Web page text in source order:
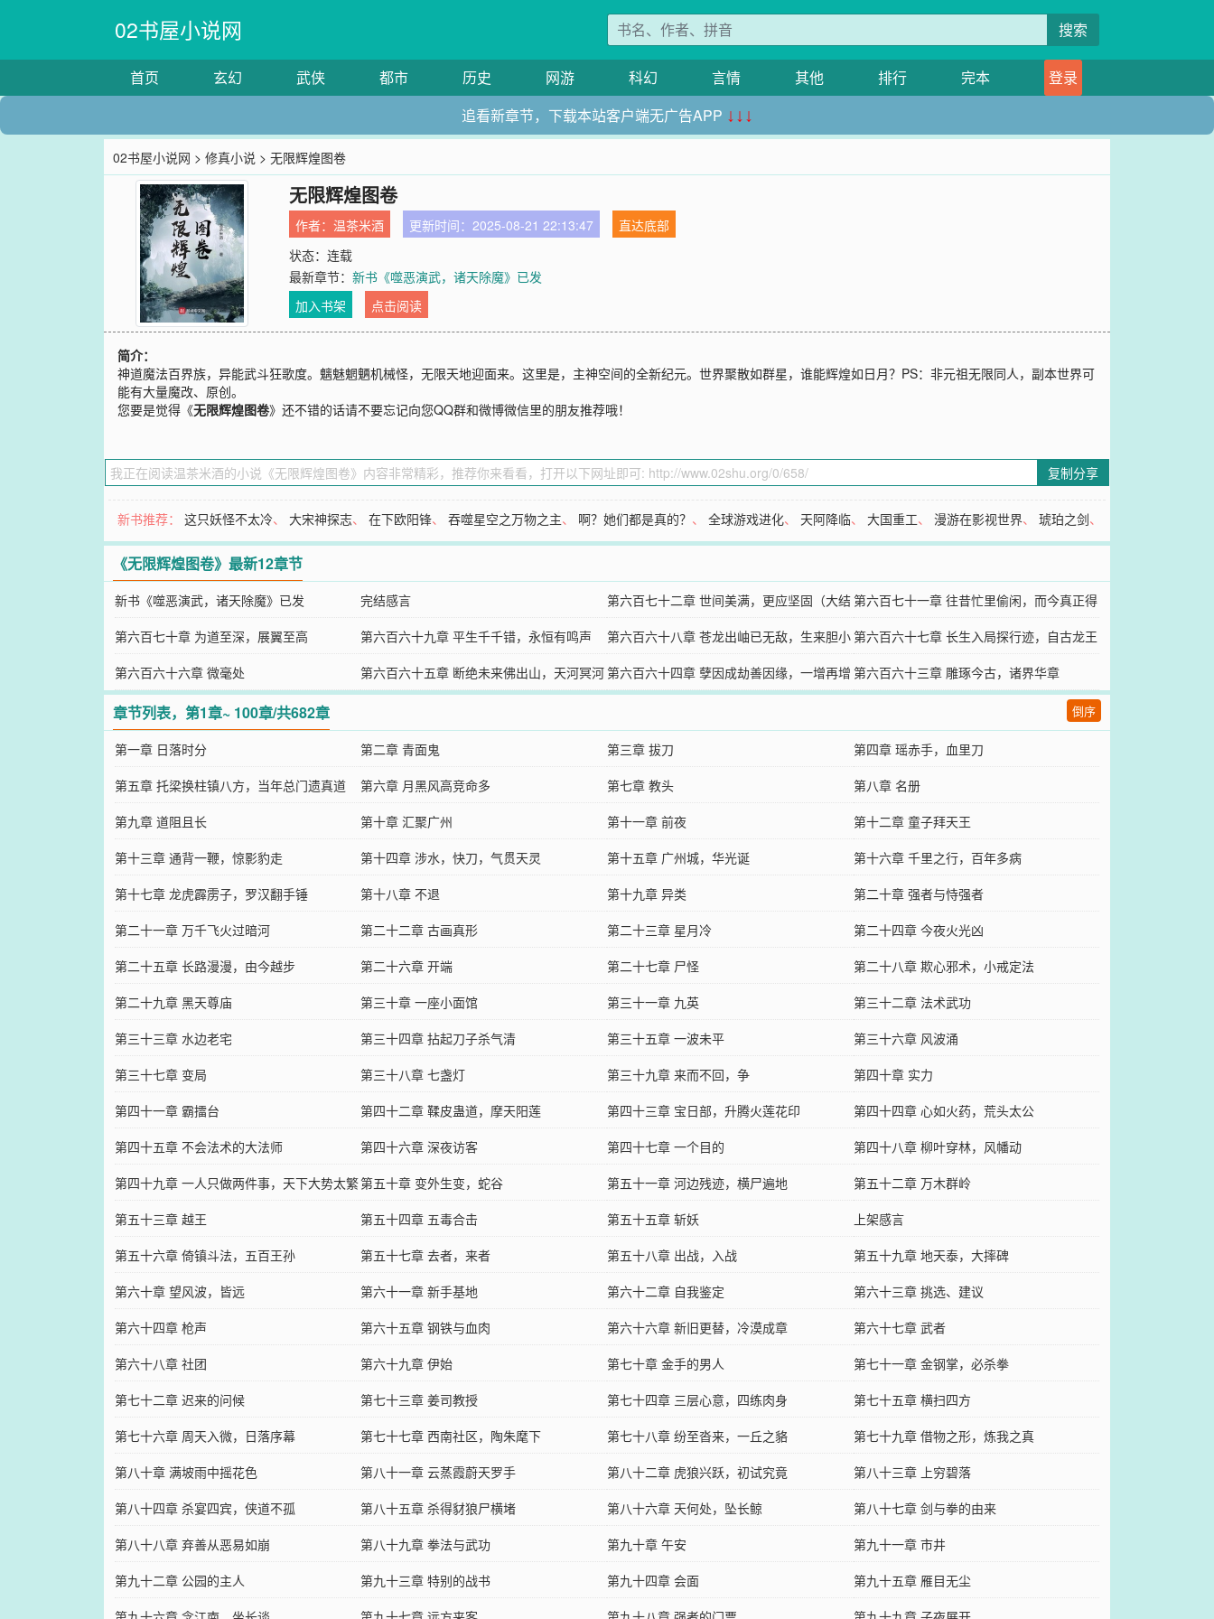
02书屋小说网 搜索
首页 玄幻 武侠 都市 历史 网游 科幻 言情 其他 排行 完本
登录
追看新章节，下载本站客户端无广告APP ↓↓↓
02书屋小说网 >修真小说 > 无限辉煌图卷
无限辉煌图卷
作者：温茶米酒 更新时间：2025-08-21 22:13:47
直达底部
状态：连载
最新章节：新书《噬恶演武，诸天除魔》已发
加入书架
点击阅读
简介：
神道魔法百界族，异能武斗狂歌度。魑魅魍魉机械怪，无限天地迎面来。这里是，主神空间的全新纪元。世界聚散如群星，谁能辉煌如日月？PS：非元祖无限同人，副本世界可
能有大量魔改、原创。
您要是觉得《无限辉煌图卷》还不错的话请不要忘记向您QQ群和微博微信里的朋友推荐哦！
复制分享
新书推荐：这只妖怪不太冷、大宋神探志、在下欧阳锋、吞噬星空之万物之主、 啊？她们都是真的？ 、全球游戏进化、 天阿降临、大国重工、漫游在影视世界、琥珀之剑、
《无限辉煌图卷》最新12章节
新书《噬恶演武，诸天除魔》已发 完结感言
第六百七十二章 世间美满，更应坚固（大结
局）
第六百七十一章 往昔忙里偷闲，而今真正得
闲
第六百七十章 为道至深，展翼至高 第六百六十九章 平生千千错，永恒有鸣声
第六百六十八章 苍龙出岫已无敌，生来胆小
怕悔意
第六百六十七章 长生入局探行迹，自古龙王
不死身
第六百六十六章 微毫处
第六百六十五章 断绝未来佛出山，天河冥河第六百六十四章 孽因成劫善因缘，一增再增 第六百六十三章 雕琢今古，诸界华章
章节列表，第1章~ 100章/共682章 倒序
第一章 日落时分 第二章 青面鬼 第三章 拔刀
第四章 瑶赤手，血里刀
第五章 托梁换柱镇八方，当年总门遗真道
第六章 月黑风高竞命多 第七章 教头
第八章 名册
第九章 道阻且长
第十章 汇聚广州 第十一章 前夜
第十二章 童子拜天王
第十三章 通背一鞭，惊影豹走
第十四章 涉水，快刀，气贯天灵 第十五章 广州城，华光诞
第十六章 千里之行，百年多病
第十七章 龙虎霹雳子，罗汉翻手锤
第十八章 不退 第十九章 异类
第二十章 强者与恃强者
第二十一章 万千飞火过暗河
第二十二章 古画真形 第二十三章 星月冷
第二十四章 今夜火光凶
第二十五章 长路漫漫，由今越步
第二十六章 开端 第二十七章 尸怪
第二十八章 欺心邪术，小戒定法
第二十九章 黑天尊庙
第三十章 一座小面馆 第三十一章 九英
第三十二章 法术武功
第三十三章 水边老宅
第三十四章 拈起刀子杀气清 第三十五章 一波未平
第三十六章 风波涌
第三十七章 变局
第三十八章 七盏灯 第三十九章 来而不回，争
第四十章 实力
第四十一章 霸擂台
第四十二章 鞣皮蛊道，摩天阳莲 第四十三章 宝日部，升腾火莲花印
第四十四章 心如火药，荒头太公
第四十五章 不会法术的大法师
第四十六章 深夜访客 第四十七章 一个目的
第四十八章 柳叶穿林，风幡动
第四十九章 一人只做两件事，天下大势太繁
杂
第五十章 变外生变，蛇谷 第五十一章 河边残迹，横尸遍地
第五十二章 万木群岭
第五十三章 越王
第五十四章 五毒合击 第五十五章 斩妖
上架感言
第五十六章 倚镇斗法，五百王孙
第五十七章 去者，来者 第五十八章 出战，入战
第五十九章 地天泰，大摔碑
第六十章 望风波，皆远
第六十一章 新手基地 第六十二章 自我鉴定
第六十三章 挑选、建议
第六十四章 枪声
第六十五章 钢铁与血肉 第六十六章 新旧更替，冷漠成章
第六十七章 武者
第六十八章 社团
第六十九章 伊始 第七十章 金手的男人
第七十一章 金钢掌，必杀拳
第七十二章 迟来的问候
第七十三章 姜司教授 第七十四章 三层心意，四练肉身
第七十五章 横扫四方
第七十六章 周天入微，日落序幕
第七十七章 西南社区，陶朱麾下 第七十八章 纷至沓来，一丘之貉
第七十九章 借物之形，炼我之真
第八十章 满坡雨中摇花色
第八十一章 云蒸霞蔚天罗手 第八十二章 虎狼兴跃，初试究竟
第八十三章 上穷碧落
第八十四章 杀宴四宾，侠道不孤
第八十五章 杀得豺狼尸横堵 第八十六章 天何处，坠长鲸
第八十七章 剑与拳的由来
第八十八章 弃善从恶易如崩
第八十九章 拳法与武功 第九十章 午安
第九十一章 市井
第九十二章 公园的主人
第九十三章 特别的战书 第九十四章 会面
第九十五章 雁目无尘